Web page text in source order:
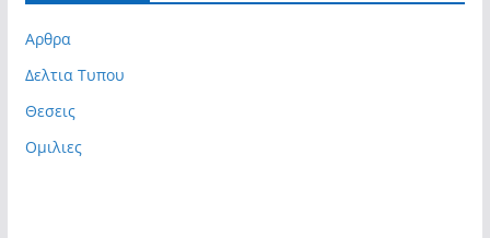
Αρθρα
Δελτια Τυπου
Θεσεις
Ομιλιες